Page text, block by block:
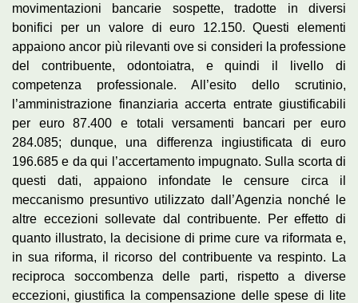
movimentazioni bancarie sospette, tradotte in diversi
bonifici per un valore di euro 12.150. Questi elementi
appaiono ancor più rilevanti ove si consideri la professione
del contribuente, odontoiatra, e quindi il livello di
competenza professionale. All’esito dello scrutinio,
l’amministrazione finanziaria accerta entrate giustificabili
per euro 87.400 e totali versamenti bancari per euro
284.085; dunque, una differenza ingiustificata di euro
196.685 e da qui l’accertamento impugnato. Sulla scorta di
questi dati, appaiono infondate le censure circa il
meccanismo presuntivo utilizzato dall’Agenzia nonché le
altre eccezioni sollevate dal contribuente. Per effetto di
quanto illustrato, la decisione di prime cure va riformata e,
in sua riforma, il ricorso del contribuente va respinto. La
reciproca soccombenza delle parti, rispetto a diverse
eccezioni, giustifica la compensazione delle spese di lite